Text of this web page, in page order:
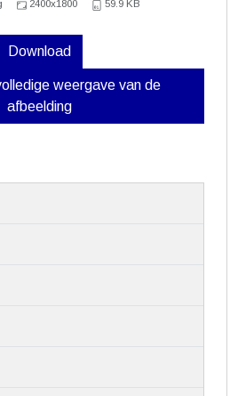
2400x1800 59.9 KB
Download
weergave van de
afbeelding